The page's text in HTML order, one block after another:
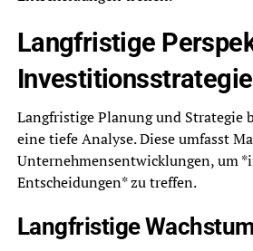
Langfristige
Investitionsstrategie
Langfristige Planung und Strategie
eine tiefe Analyse. Diese umfasst
Unternehmensentwicklungen, um
Entscheidungen* zu treffen.
Langfristige